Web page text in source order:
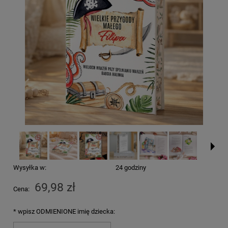
Wysyłka w: 24 godziny
Cena: 69,98 zł
* wpisz ODMIENIONE imię dziecka: